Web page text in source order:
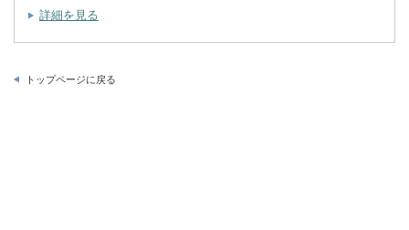
詳細を見る
トップページに戻る